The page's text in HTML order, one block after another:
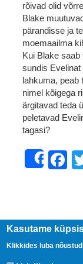
rõivad olid
Blake
pärandisse ja
moemaailma
Kui Blake
sundis
lahkuma, peab
nimel kõigega
ärgitavad teda
peletavad
tagasi?
Share
Kasutame
Klikkides luba